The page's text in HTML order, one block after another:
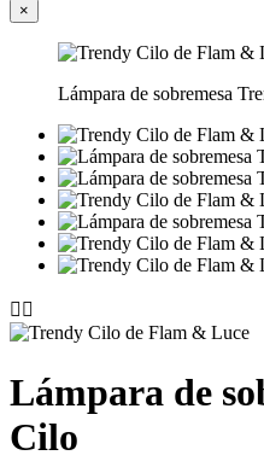
×
Lámpara de sobremesa
 
Lámpara de
Cilo